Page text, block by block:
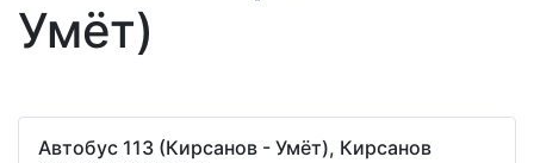
Умёт)
Автобус 113 (Кирсанов - Умёт), Кирсанов